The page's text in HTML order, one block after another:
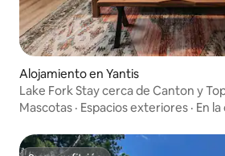
Alojamiento en Yantis
Lake Fork Stay cerca de Canton y
Mascotas · Espacios exteriores · En